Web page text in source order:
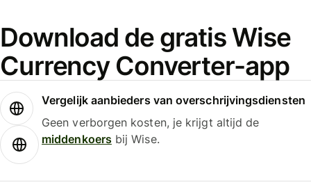
Download de gratis Wise
Currency Converter-app
Vergelijk aanbieders van overschrijvingsdiensten
Geen verborgen kosten, je krijgt altijd de
middenkoersbij Wise.